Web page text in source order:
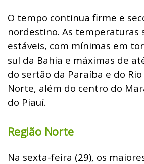
O tempo continua firme e
nordestino. As temperaturas
estáveis, com mínimas em
sul da Bahia e máximas de
do sertão da Paraíba e do
Norte, além do centro do
do Piauí.
Região Norte
Na sexta-feira (29), os